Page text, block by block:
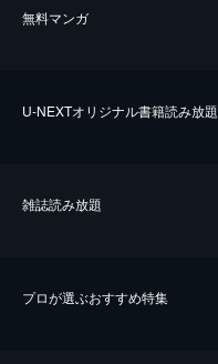
無料マンガ
U-NEXTオリジナル書籍読み放題
雑誌読み放題
プロが選ぶおすすめ特集